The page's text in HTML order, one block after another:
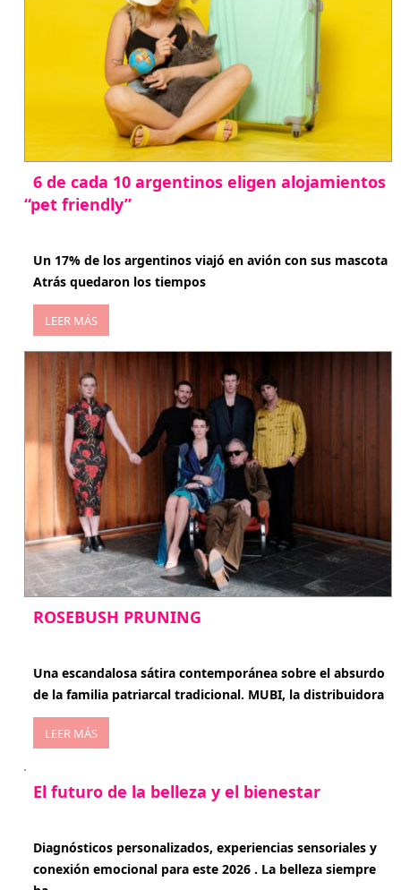
6 de cada 10 argentinos eligen alojamientos
“pet friendly”
Un 17% de los argentinos viajó en avión con sus mascota
Atrás quedaron los tiempos
LEER MÁS
ROSEBUSH PRUNING
Una escandalosa sátira contemporánea sobre el absurdo
de la familia patriarcal tradicional. MUBI, la distribuidora
LEER MÁS
El futuro de la belleza y el bienestar
Diagnósticos personalizados, experiencias sensoriales y
conexión emocional para este 2026 . La belleza siempre